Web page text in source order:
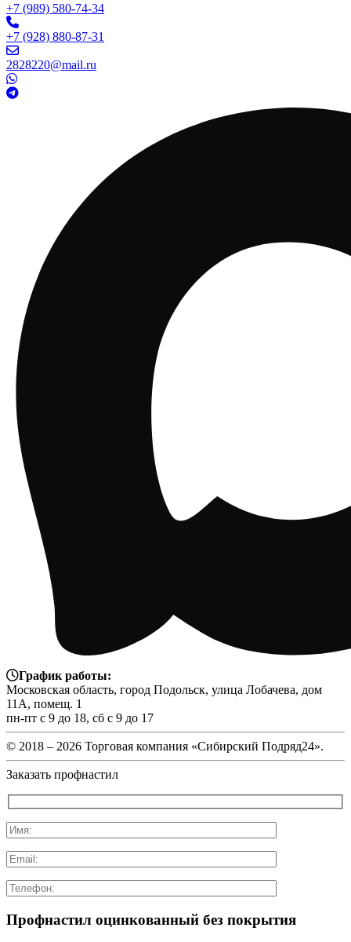
+7 (989) 580-74-34
+7 (928) 880-87-31
2828220@mail.ru
График работы:
Московская область, город Подольск, улица Лобачева, дом
11А, помещ. 1
пн-пт с 9 до 18, сб с 9 до 17
© 2018 – 2026 Торговая компания «Сибирский Подряд24».
Заказать профнастил
Профнастил оцинкованный без покрытия